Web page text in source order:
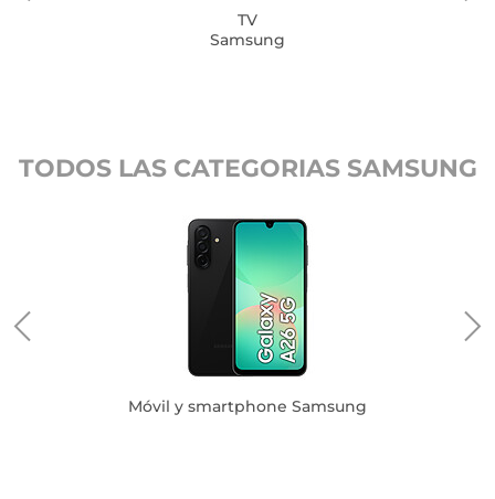
TV
Samsung
TODOS LAS CATEGORIAS SAMSUNG
Móvil y smartphone Samsung